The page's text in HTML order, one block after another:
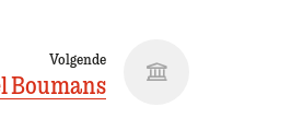
Volgende
Boumans